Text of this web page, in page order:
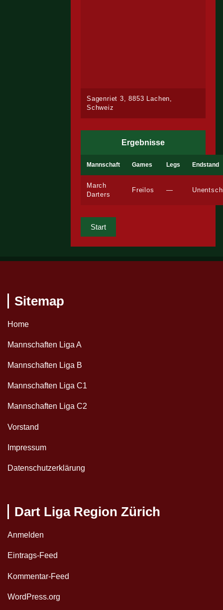
Sagenriet 3, 8853 Lachen,
Schweiz
Ergebnisse
Mannschaft Games Legs Endstand
March
Darters
Freilos —
Start
Sitemap
Home
Mannschaften Liga A
Mannschaften Liga B
Mannschaften Liga C1
Mannschaften Liga C2
Vorstand
Impressum
Datenschutzerklärung
Dart Liga Region Zürich
Anmelden
Eintrags-Feed
Kommentar-Feed
WordPress.org